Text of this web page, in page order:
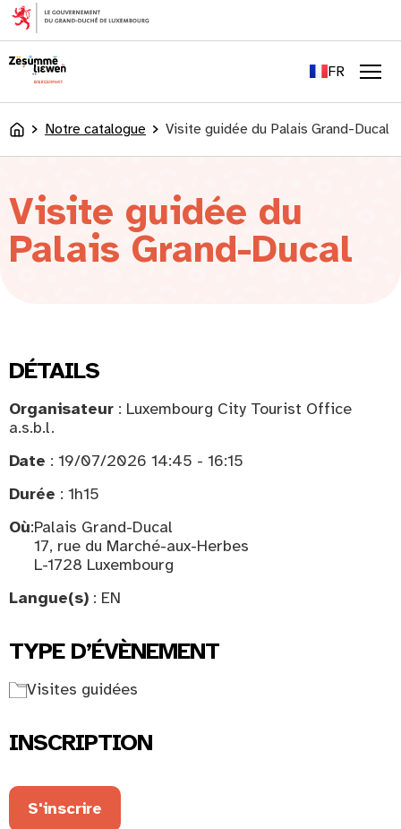
principal
FR
LU
AccueilNotre catalogue Visite guidée du Palais Grand-Ducal
Visite guidée du
Palais Grand-Ducal
DÉTAILS
Organisateur : Luxembourg City Tourist Office
a.s.b.l.
Date : 19/07/2026 14:45 - 16:15
Durée : 1h15
Où:Palais Grand-Ducal
17, rue du Marché-aux-Herbes
L-1728 Luxembourg
Langue(s) : EN
TYPE D’ÉVÈNEMENT
Visites guidées
INSCRIPTION
S'inscrire